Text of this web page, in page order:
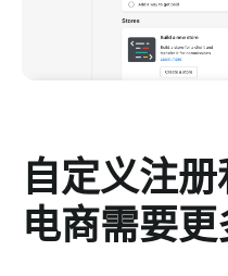
自定义注册
电商需要